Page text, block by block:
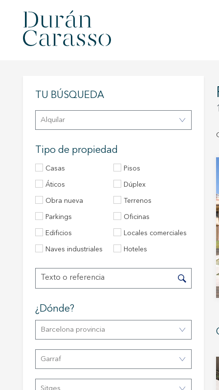
TU BÚSQUEDA
Alquilar
Tipo de propiedad
Casas Pisos
áticos Dúplex
Obra nueva Terrenos
Parkings Oficinas
Edificios Locales comerciales
Naves industriales Hoteles
¿dónde?
Barcelona provincia
Garraf